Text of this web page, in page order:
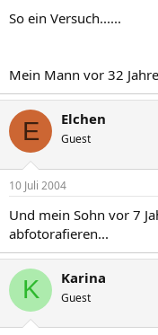
So ein Versuch......
Mein Mann vor 32
E Elchen
Guest
10 Juli 2004
Und mein Sohn vor 7
abfotorafieren...
K Karina
Guest